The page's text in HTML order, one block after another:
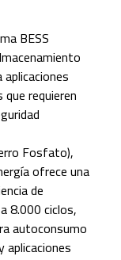
BESS
requieren
Fosfato),
ofrece una
de
8.000 ciclos,
autoconsumo
aplicaciones